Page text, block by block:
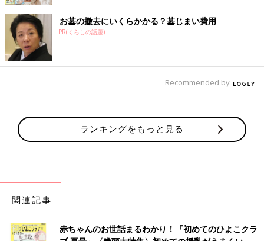
お墓の撤去にいくらかかる？墓じまい費用
PR(くらしの話題)
Recommended by
ランキングをもっと見る
関連記事
赤ちゃんのお世話まるわかり！『初めてのひよこクラ